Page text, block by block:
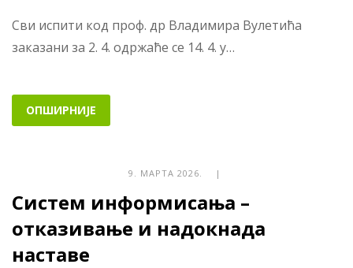
Сви испити код проф. др Владимира Вулетића
заказани за 2. 4. одржаће се 14. 4. у…
ОПШИРНИЈЕ
9. МАРТА 2026. |
Систем информисања –
отказивање и надокнада
наставе